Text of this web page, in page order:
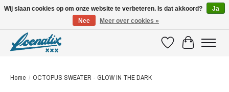
VerlanglijstWinkelwagen
Home / OCTOPUS SWEATER - GLOW IN THE DARK
Wij slaan cookies op om onze website te verbeteren. Is dat akkoord?
Ja
Nee
Meer over cookies »